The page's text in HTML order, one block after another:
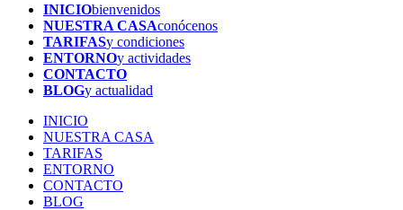
INICIObienvenidos
NUESTRA CASAconócenos
TARIFASy condiciones
ENTORNOy actividades
CONTACTO
BLOGy actualidad
INICIO
NUESTRA CASA
TARIFAS
ENTORNO
CONTACTO
BLOG